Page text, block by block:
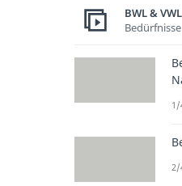
BWL & VWL
Bedürfnisse
1/
2/